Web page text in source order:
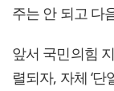
주는 안 되고 다
앞서 국민의힘
렬되자, 자체 ‘